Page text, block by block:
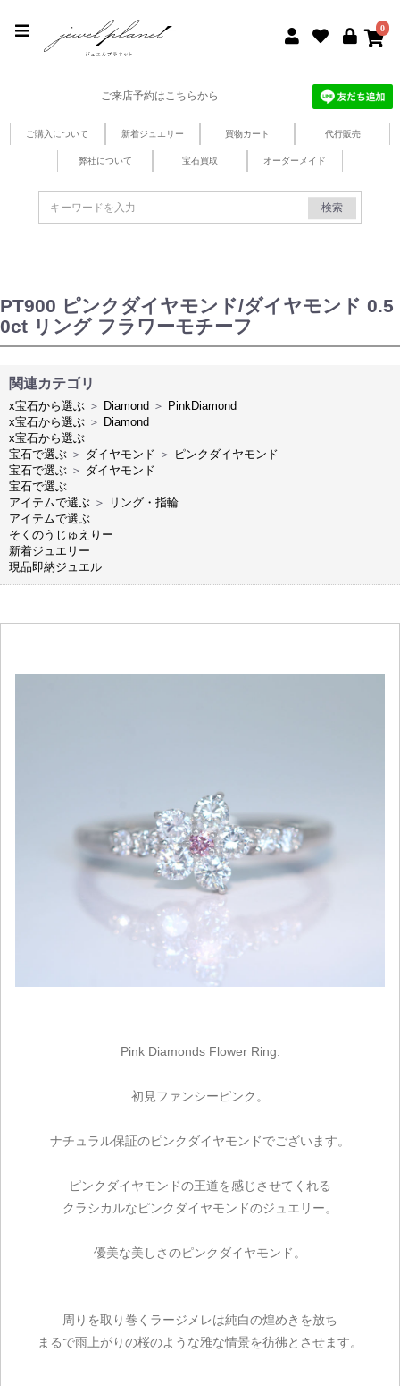
0
ご来店予約はこちらから
ご購入について 新着ジュエリー 買物カート 代行販売
弊社について 宝石買取 オーダーメイド
検索
PT900 ピンクダイヤモンド/ダイヤモンド 0.5
0ct リング フラワーモチーフ
関連カテゴリ
x宝石から選ぶ ＞ Diamond ＞ PinkDiamond
x宝石から選ぶ ＞ Diamond
x宝石から選ぶ
宝石で選ぶ ＞ ダイヤモンド ＞ ピンクダイヤモンド
宝石で選ぶ ＞ ダイヤモンド
宝石で選ぶ
アイテムで選ぶ ＞
リング・指輪
アイテムで選ぶ
そくのうじゅえりー
新着ジュエリー
現品即納ジュエル
Pink Diamonds Flower Ring.
初見ファンシーピンク。
ナチュラル保証のピンクダイヤモンドでございます。
ピンクダイヤモンドの王道を感じさせてくれる
クラシカルなピンクダイヤモンドのジュエリー。
優美な美しさのピンクダイヤモンド。
周りを取り巻くラージメレは純白の煌めきを放ち
まるで雨上がりの桜のような雅な情景を彷彿とさせます。